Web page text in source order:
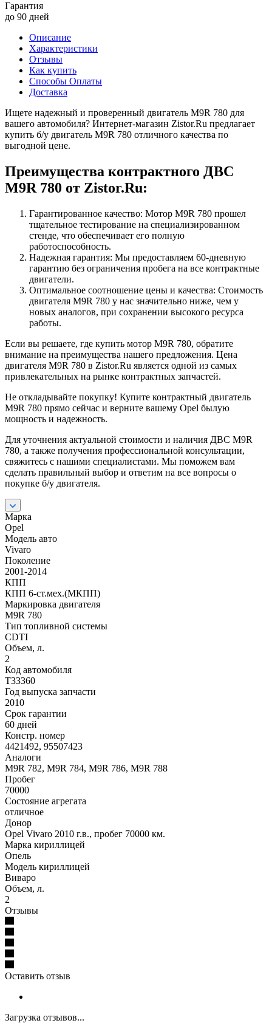
Гарантия
до 90 дней
Описание
Характеристики
Отзывы
Как купить
Способы Оплаты
Доставка
Ищете надежный и проверенный двигатель M9R 780 для
вашего автомобиля? Интернет-магазин Zistor.Ru предлагает
купить б/у двигатель M9R 780 отличного качества по
выгодной цене.
Преимущества контрактного ДВС
M9R 780 от Zistor.Ru:
Гарантированное качество: Мотор M9R 780 прошел
тщательное тестирование на специализированном
стенде, что обеспечивает его полную
работоспособность.
Надежная гарантия: Мы предоставляем 60-дневную
гарантию без ограничения пробега на все контрактные
двигатели.
Оптимальное соотношение цены и качества: Стоимость
двигателя M9R 780 у нас значительно ниже, чем у
новых аналогов, при сохранении высокого ресурса
работы.
Если вы решаете, где купить мотор M9R 780, обратите
внимание на преимущества нашего предложения. Цена
двигателя M9R 780 в Zistor.Ru является одной из самых
привлекательных на рынке контрактных запчастей.
Не откладывайте покупку! Купите контрактный двигатель
M9R 780 прямо сейчас и верните вашему Opel былую
мощность и надежность.
Для уточнения актуальной стоимости и наличия ДВС M9R
780, а также получения профессиональной консультации,
свяжитесь с нашими специалистами. Мы поможем вам
сделать правильный выбор и ответим на все вопросы о
покупке б/у двигателя.
Марка
Opel
Модель авто
Vivaro
Поколение
2001-2014
КПП
КПП 6-ст.мех.(МКПП)
Маркировка двигателя
M9R 780
Тип топливной системы
CDTI
Объем, л.
2
Код автомобиля
T33360
Год выпуска запчасти
2010
Срок гарантии
60 дней
Констр. номер
4421492, 95507423
Аналоги
M9R 782, M9R 784, M9R 786, M9R 788
Пробег
70000
Состояние агрегата
отличное
Донор
Opel Vivaro 2010 г.в., пробег 70000 км.
Марка кириллицей
Опель
Модель кириллицей
Виваро
Объем, л.
2
Отзывы
Оставить отзыв
Загрузка отзывов...